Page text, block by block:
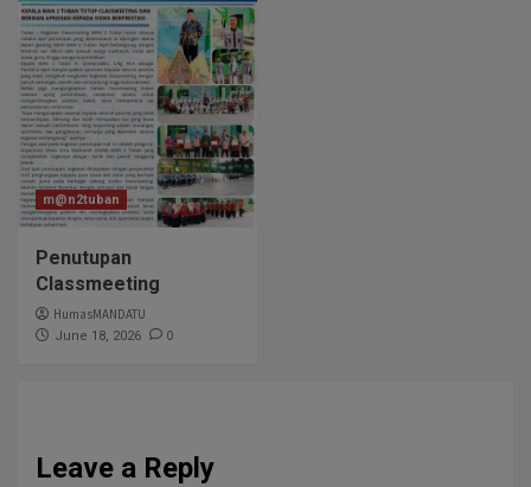
m@n2tuban
Penutupan
Classmeeting
HumasMANDATU
June 18, 2026 0
Leave a Reply